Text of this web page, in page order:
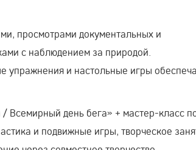
просмотрами документальных и
с наблюдением за природой.
упражнения и настольные игры
Всемирный день бега» + мастер-класс
и подвижные игры, творческое